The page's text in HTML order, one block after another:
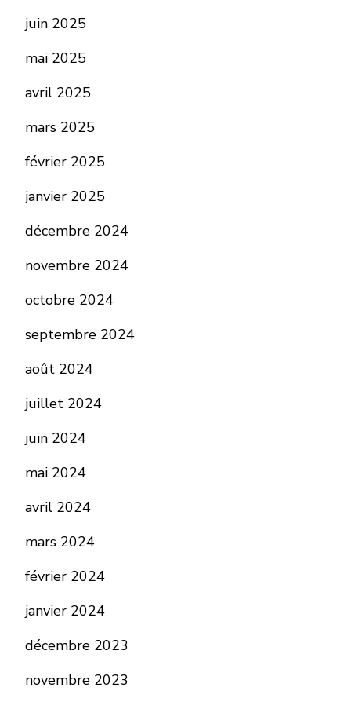
juin 2025
mai 2025
avril 2025
mars 2025
février 2025
janvier 2025
décembre 2024
novembre 2024
octobre 2024
septembre 2024
août 2024
juillet 2024
juin 2024
mai 2024
avril 2024
mars 2024
février 2024
janvier 2024
décembre 2023
novembre 2023